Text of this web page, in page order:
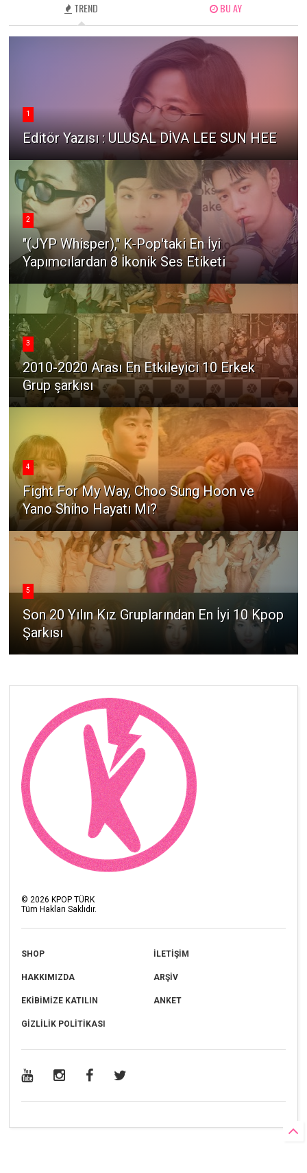
TREND BU AY
1
Editör Yazısı : ULUSAL DİVA LEE SUN HEE
2
"(JYP Whisper)," K-Pop'taki En İyi
Yapımcılardan 8 İkonik Ses Etiketi
3
2010-2020 Arası En Etkileyici 10 Erkek
Grup şarkısı
4
Fight For My Way, Choo Sung Hoon ve
Yano Shiho Hayatı Mı?
5
Son 20 Yılın Kız Gruplarından En İyi 10 Kpop
Şarkısı
©2026 KPOP TÜRK
Tüm Hakları Saklıdır.
SHOP İLETİŞİM
HAKKIMIZDA ARŞİV
EKİBİMİZE KATILIN ANKET
GİZLİLİK POLİTİKASI